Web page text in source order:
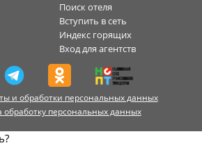
Поиск отеля
Вступить в сеть
Индекс горящих
Вход для агентств
и обработки персональных данных
обработку персональных данных